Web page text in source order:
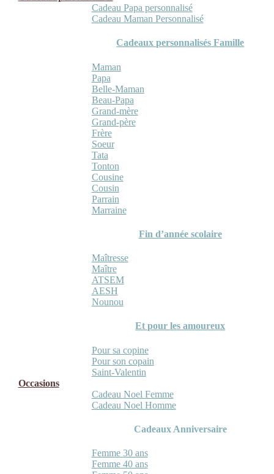
Cadeau Papa personnalisé
Cadeau Maman Personnalisé
Cadeaux personnalisés Famille
Maman
Papa
Belle-Maman
Beau-Papa
Grand-mère
Grand-père
Frère
Soeur
Tata
Tonton
Cousine
Cousin
Parrain
Marraine
Fin d’année scolaire
Maîtresse
Maître
ATSEM
AESH
Nounou
Et pour les amoureux
Pour sa copine
Pour son copain
Saint-Valentin
Occasions
Cadeau Noel Femme
Cadeau Noel Homme
Cadeaux Anniversaire
Femme 30 ans
Femme 40 ans